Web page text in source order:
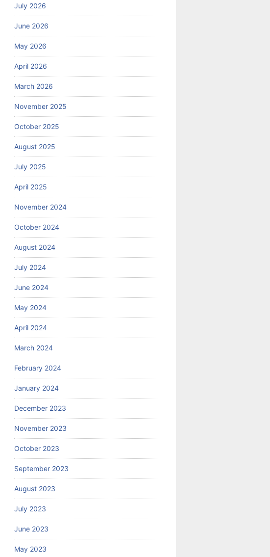
July 2026
June 2026
May 2026
April 2026
March 2026
November 2025
October 2025
August 2025
July 2025
April 2025
November 2024
October 2024
August 2024
July 2024
June 2024
May 2024
April 2024
March 2024
February 2024
January 2024
December 2023
November 2023
October 2023
September 2023
August 2023
July 2023
June 2023
May 2023